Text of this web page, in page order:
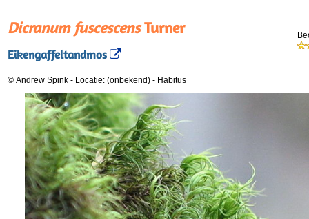
Dicranum fuscescensTurner
Eikengaffeltandmos
© Andrew Spink - Locatie: (onbekend) - Habitus